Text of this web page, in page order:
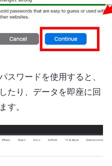
スワードを使用すると、
たり、データを即座に回
す。